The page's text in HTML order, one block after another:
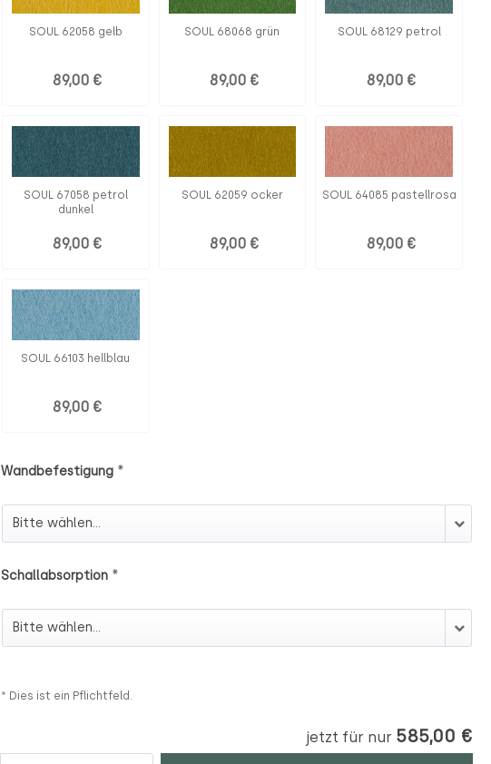
SOUL 62058 gelb
89,00 €
SOUL 68068 grün
89,00 €
SOUL 68129 petrol
89,00 €
SOUL 67058 petrol
dunkel
89,00 €
SOUL 62059 ocker
89,00 €
SOUL 64085 pastellrosa
89,00 €
SOUL 66103 hellblau
89,00 €
Wandbefestigung *
Wandbefestigung
Schallabsorption *
Schallabsorption
* Dies ist ein Pflichtfeld.
jetzt für nur 585,00 €